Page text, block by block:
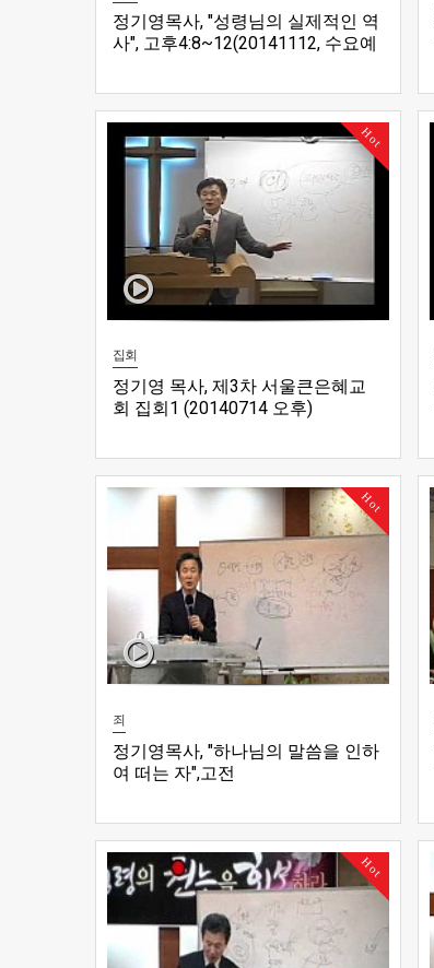
정기영목사, "성령님의 실제적인 역
사", 고후4:8~12(20141112, 수요예
Hot
집회
정기영 목사, 제3차 서울큰은혜교
회 집회1 (20140714 오후)
Hot
죄
정기영목사, "하나님의 말씀을 인하
여 떠는 자",고전
Hot